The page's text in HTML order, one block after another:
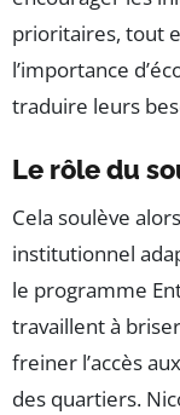
prioritaires, tout
l’importance
traduire leurs
Le rôle du
Cela soulève
institutionnel
le programme
travaillent à
freiner l’accès
des quartiers.